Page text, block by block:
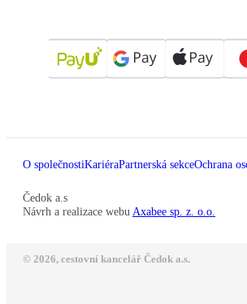
O společnostiKariéraPartnerská sekceOchrana
Čedok a.s
Návrh a realizace webu Axabee sp. z. o.o.
© 2026, cestovní kancelář Čedok a.s.